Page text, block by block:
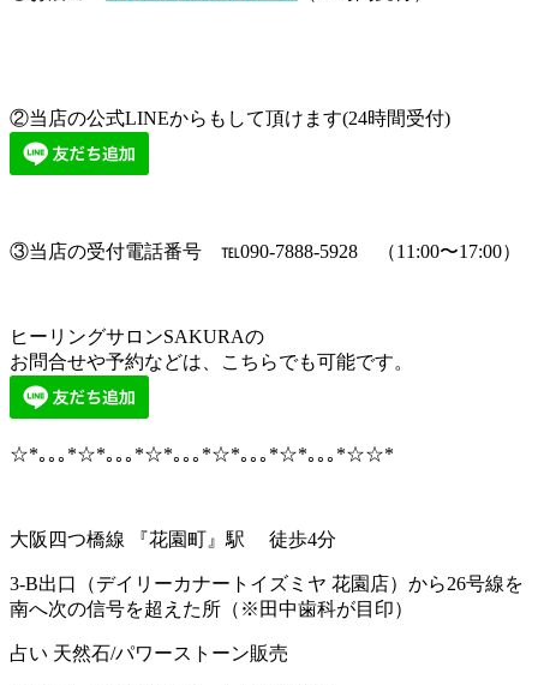
②当店の公式LINEからもして頂けます(24時間受付)
③当店の受付電話番号 ℡090-7888-5928 （11:00〜17:00）
ヒーリングサロンSAKURAの
お問合せや予約などは、こちらでも可能です。
☆*｡｡｡*☆*｡｡｡*☆*｡｡｡*☆*｡｡｡*☆*｡｡｡*☆☆*
大阪四つ橋線 『花園町』駅 徒歩4分
3-B出口（デイリーカナートイズミヤ 花園店）から26号線を
南へ次の信号を超えた所（※田中歯科が目印）
占い 天然石/パワーストーン販売